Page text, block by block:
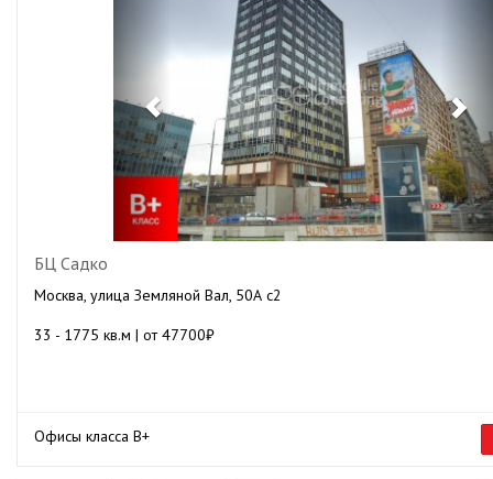
БЦ Садко
Москва, улица Земляной Вал, 50А с2
33 - 1775 кв.м | от 47700₽
Офисы класса B+